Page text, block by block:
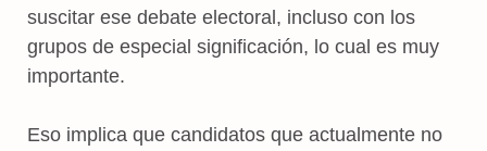
suscitar ese debate electoral, incluso con los
grupos de especial significación, lo cual es muy
importante.
Eso implica que candidatos que actualmente no